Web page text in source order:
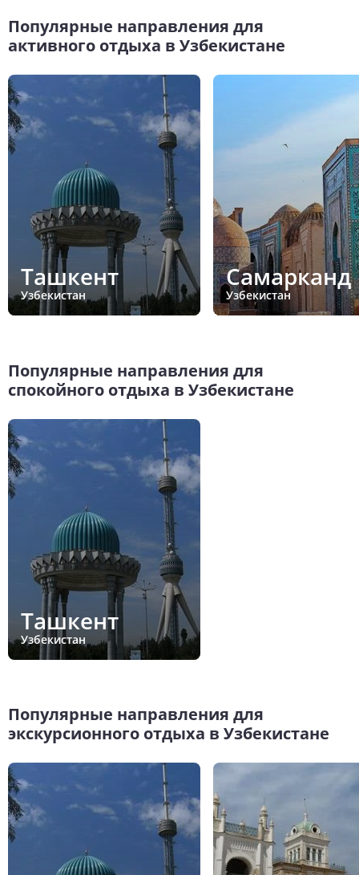
Популярные направления для
активного отдыха в Узбекистане
Ташкент
Узбекистан
Самарканд
Узбекистан
Популярные направления для
спокойного отдыха в Узбекистане
Ташкент
Узбекистан
Популярные направления для
экскурсионного отдыха в Узбекистане